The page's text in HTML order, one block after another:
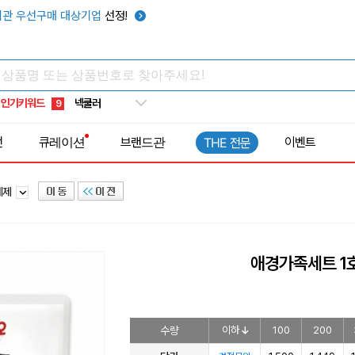
우선구매 대상기업 선정!
인기키워드
5 키캡
8 쿨토시
9 넥쿨러
1 선풍기
큐레이션 브랜드관 THE 전문 이벤트
애경가족세트 1
수량 이하 100 200